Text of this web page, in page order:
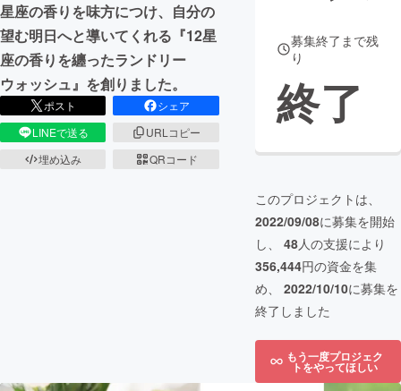
星座の香りを味方につけ、自分の
望む明日へと導いてくれる『12星
座の香りを纏ったランドリー
ウォッシュ』を創りました。
ポスト
シェア
LINEで送る
URLコピー
埋め込み
QRコード
募集終了まで残
り
終了
このプロジェクトは、
2022/09/08に募集を開始
し、 48人の支援により
356,444円の資金を集
め、 2022/10/10に募集を
終了しました
もう一度プロジェク
トをやってほしい